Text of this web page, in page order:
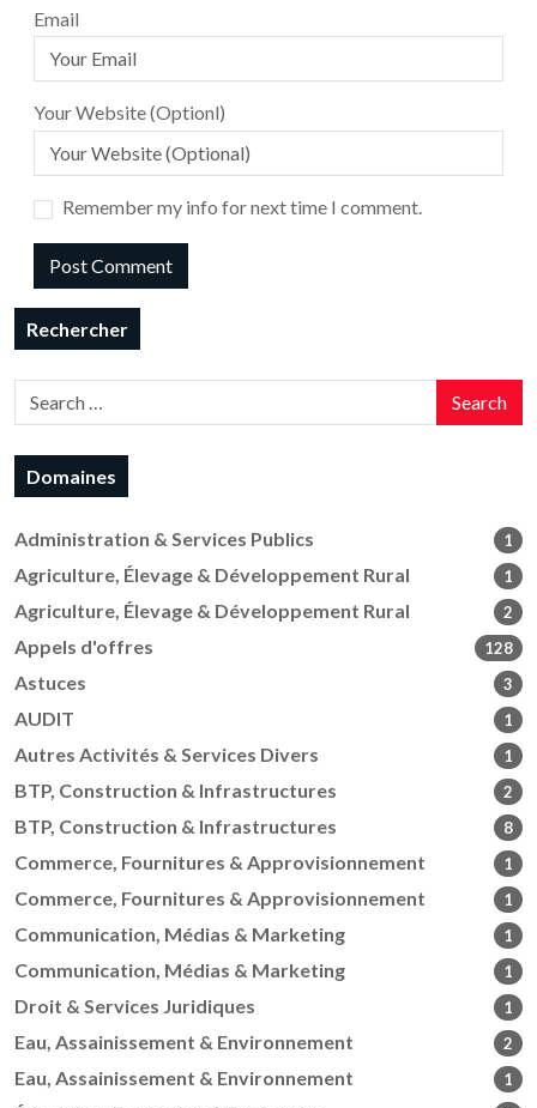
Email
Your Website (Optionl)
Remember my info for next time I comment.
Rechercher
Search
Domaines
Administration & Services Publics 1
Agriculture, Élevage & Développement Rural 1
Agriculture, Élevage & Développement Rural 2
Appels d'offres 128
Astuces 3
AUDIT 1
Autres Activités & Services Divers 1
BTP, Construction & Infrastructures 2
BTP, Construction & Infrastructures 8
Commerce, Fournitures & Approvisionnement 1
Commerce, Fournitures & Approvisionnement 1
Communication, Médias & Marketing 1
Communication, Médias & Marketing 1
Droit & Services Juridiques 1
Eau, Assainissement & Environnement 2
Eau, Assainissement & Environnement 1